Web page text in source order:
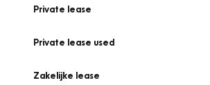
Private lease
Private lease used
Zakelijke lease